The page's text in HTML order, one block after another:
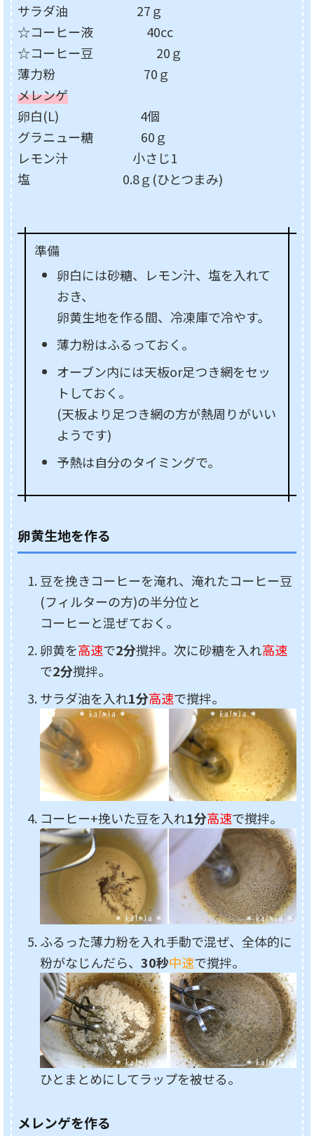
サラダ油 27ｇ
☆コーヒー液 40cc
☆コーヒー豆 20ｇ
薄力粉 70ｇ
メレンゲ
卵白(L) 4個
グラニュー糖 60ｇ
レモン汁 小さじ1
塩 0.8ｇ(ひとつまみ)
準備
卵白には砂糖、レモン汁、塩を入れて
おき、
卵黄生地を作る間、冷凍庫で冷やす。
薄力粉はふるっておく。
オーブン内には天板or足つき網をセッ
トしておく。
(天板より足つき網の方が熱周りがいい
ようです)
予熱は自分のタイミングで。
卵黄生地を作る
豆を挽きコーヒーを淹れ、淹れたコーヒー豆
(フィルターの方)の半分位と
コーヒーと混ぜておく。
卵黄を高速で2分撹拌。次に砂糖を入れ高速
で2分撹拌。
サラダ油を入れ1分高速で撹拌。
コーヒー+挽いた豆を入れ1分高速で撹拌。
ふるった薄力粉を入れ手動で混ぜ、全体的に
粉がなじんだら、 30秒中速で撹拌。
ひとまとめにしてラップを被せる。
メレンゲを作る